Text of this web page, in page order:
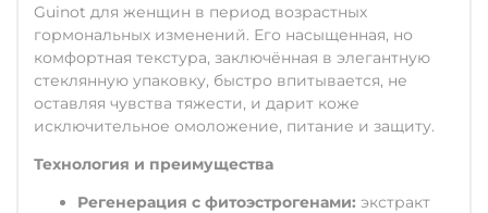
Guinot для женщин в период возрастных
гормональных изменений. Его насыщенная, но
комфортная текстура, заключённая в элегантную
стеклянную упаковку, быстро впитывается, не
оставляя чувства тяжести, и дарит коже
исключительное омоложение, питание и защиту.
Технология и преимущества
Регенерация с фитоэстрогенами: экстракт